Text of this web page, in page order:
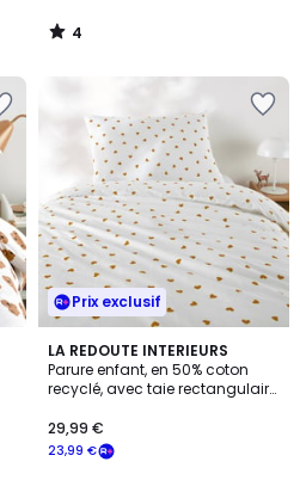
4
/
Prix exclusif
LA REDOUTE INTERIEURS
Parure enfant, en 50% coton
recyclé, avec taie rectangulaire,
23,99 €
29,99 €